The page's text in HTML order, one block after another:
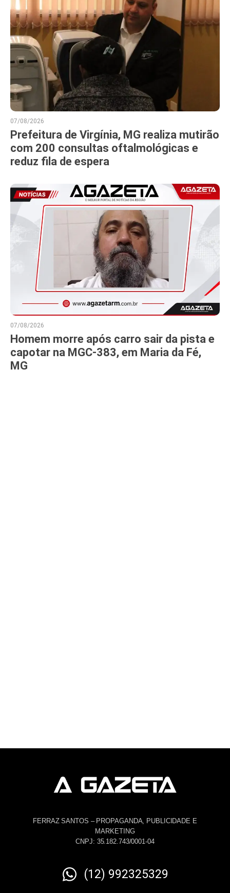
07/08/2026
Prefeitura de Virgínia, MG realiza mutirão
com 200 consultas oftalmológicas e
reduz fila de espera
07/08/2026
Homem morre após carro sair da pista e
capotar na MGC-383, em Maria da Fé,
MG
FERRAZ SANTOS – PROPAGANDA, PUBLICIDADE E
MARKETING
CNPJ: 35.182.743/0001-04
(12) 992325329